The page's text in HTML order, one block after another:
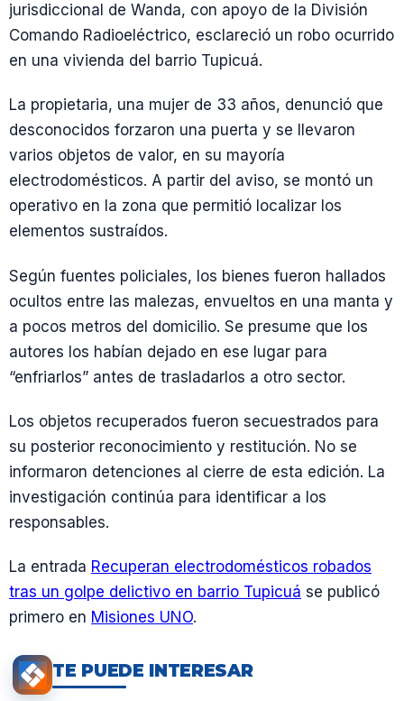
jurisdiccional de Wanda, con apoyo de la División
Comando Radioeléctrico, esclareció un robo ocurrido
en una vivienda del barrio Tupicuá.
La propietaria, una mujer de 33 años, denunció que
desconocidos forzaron una puerta y se llevaron
varios objetos de valor, en su mayoría
electrodomésticos. A partir del aviso, se montó un
operativo en la zona que permitió localizar los
elementos sustraídos.
Según fuentes policiales, los bienes fueron hallados
ocultos entre las malezas, envueltos en una manta y
a pocos metros del domicilio. Se presume que los
autores los habían dejado en ese lugar para
“enfriarlos” antes de trasladarlos a otro sector.
Los objetos recuperados fueron secuestrados para
su posterior reconocimiento y restitución. No se
informaron detenciones al cierre de esta edición. La
investigación continúa para identificar a los
responsables.
La entrada Recuperan electrodomésticos robados
tras un golpe delictivo en barrio Tupicuá se publicó
primero en Misiones UNO.
TE PUEDE INTERESAR